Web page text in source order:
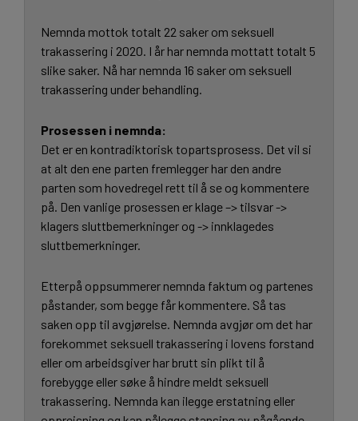
Nemnda mottok totalt 22 saker om seksuell
trakassering i 2020. I år har nemnda mottatt totalt 5
slike saker. Nå har nemnda 16 saker om seksuell
trakassering under behandling.
Prosessen i nemnda:
Det er en kontradiktorisk topartsprosess. Det vil si
at alt den ene parten fremlegger har den andre
parten som hovedregel rett til å se og kommentere
på. Den vanlige prosessen er klage –> tilsvar ->
klagers sluttbemerkninger og -> innklagedes
sluttbemerkninger.
Etterpå oppsummerer nemnda faktum og partenes
påstander, som begge får kommentere. Så tas
saken opp til avgjørelse. Nemnda avgjør om det har
forekommet seksuell trakassering i lovens forstand
eller om arbeidsgiver har brutt sin plikt til å
forebygge eller søke å hindre meldt seksuell
trakassering. Nemnda kan ilegge erstatning eller